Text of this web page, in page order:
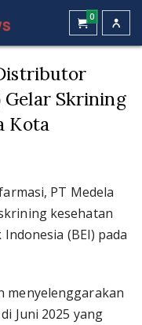
0
Gelar Skrining
Kota
PT Medela
kesehatan
(BEI) pada
menyelenggarakan
Juni 2025 yang